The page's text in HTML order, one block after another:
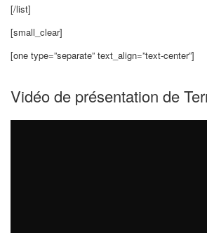
[/list]
[small_clear]
[one type=”separate” text_align=”text-center”]
Vidéo de présentation de